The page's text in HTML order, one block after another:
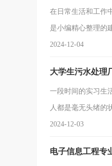
在日常生活和工作
是小编精心整理
更好地理解和掌握
2024-12-04
大学生污水处理
一段时间的实习生
人都是毫无头绪
实习报告 1 一、
2024-12-03
电子信息工程专